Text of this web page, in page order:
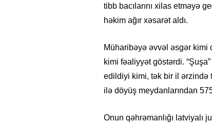
tibb bacılarını xilas etməyə
həkim ağır xəsarət aldı.
Müharibəyə əvvəl əsgər kimi
kimi fəaliyyət göstərdi.
edildiyi kimi, tək bir il ərzində
ilə döyüş meydanlarından 575
Onun qəhrəmanlığı latviyalı